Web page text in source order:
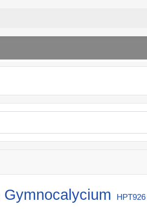
Gymnocalycium HPT926